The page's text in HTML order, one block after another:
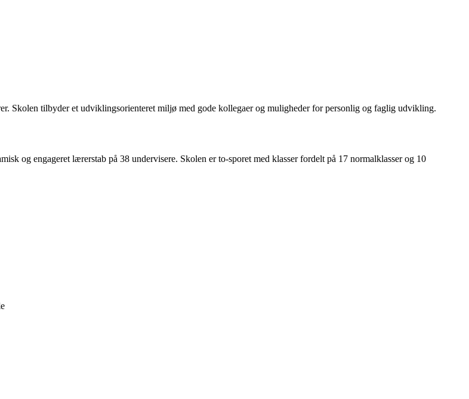
Skolen tilbyder et udviklingsorienteret miljø med gode kollegaer og muligheder for personlig og faglig udvikling.
og engageret lærerstab på 38 undervisere. Skolen er to-sporet med klasser fordelt på 17 normalklasser og 10